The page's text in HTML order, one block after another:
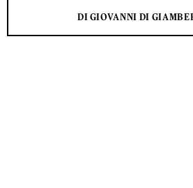
DI GIOVANNI DI